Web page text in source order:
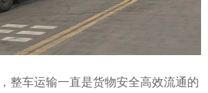
整车运输一直是货物安全高效流通的